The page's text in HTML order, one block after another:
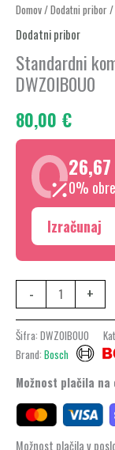
Domov/Dodatni pribor/
Dodatni pribor
Standardni
DWZ0IB0U0
80,00 €
0%
Izračunaj
-
Standardni
komplet
za
recirkulacijo
zraka,
DWZ0IB0U0
količina
+
Šifra: DWZ0IB0U0
Brand: Bosch
Možnost plačila
Možnost plačila v